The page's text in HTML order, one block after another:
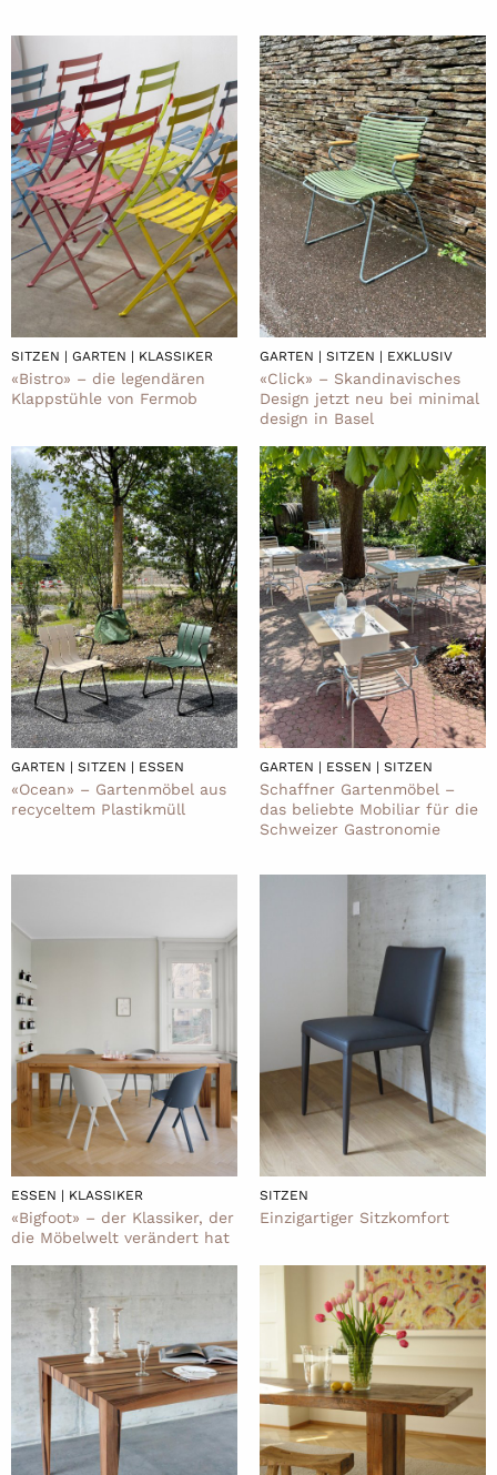
SITZEN | GARTEN | KLASSIKER
«Bistro» – die legendären
Klappstühle von Fermob
GARTEN | SITZEN | EXKLUSIV
«Click» – Skandinavisches
Design jetzt neu bei minimal
design in Basel
GARTEN | SITZEN | ESSEN
«Ocean» – Gartenmöbel aus
recyceltem Plastikmüll
GARTEN | ESSEN | SITZEN
Schaffner Gartenmöbel –
das beliebte Mobiliar für die
Schweizer Gastronomie
ESSEN | KLASSIKER
«Bigfoot» – der Klassiker, der
die Möbelwelt verändert hat
SITZEN
Einzigartiger Sitzkomfort